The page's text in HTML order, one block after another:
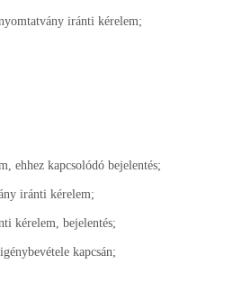
iránti kérelem;
ehhez kapcsolódó bejelentés;
iránti kérelem;
kérelem, bejelentés;
kapcsán;